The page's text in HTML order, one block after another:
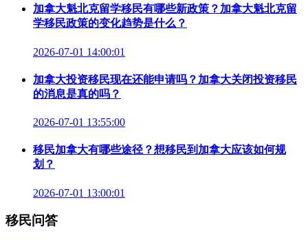
加拿大魁北克留学移民有哪些新政策？加拿大魁北克留
学移民政策的变化趋势是什么？
2026-07-01 14:00:01
加拿大投资移民现在还能申请吗？加拿大关闭投资移民
的消息是真的吗？
2026-07-01 13:55:00
移民加拿大有哪些途径？想移民到加拿大应该如何规
划？
2026-07-01 13:00:01
移民问答